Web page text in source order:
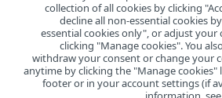
collection of all cookies by clicking
decline all non-essential cookies
essential cookies only", or adjust your
clicking "Manage cookies". You
withdraw your consent or change your
anytime by clicking the "Manage cookies"
footer or in your account settings (if